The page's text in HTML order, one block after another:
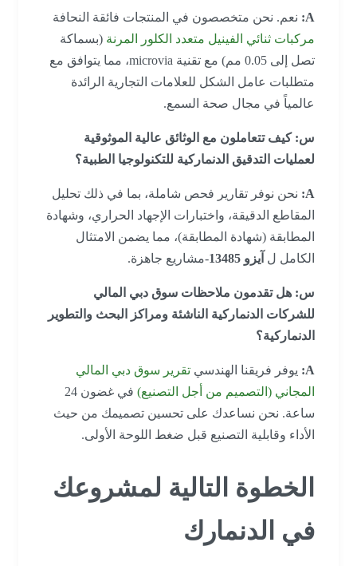
نعم. نحن متخصصون في المنتجات فائقة النحافة
مركبات ثنائي الفينيل متعدد الكلور المرنة(بسماكة
تصل إلى 0.05 مم) مع تقنية microvia، مما يتوافق مع
متطلبات عامل الشكل للعلامات التجارية الرائدة
عالمياً في مجال صحة السمع.
س: كيف تتعاملون مع الوثائق عالية الموثوقية
لعمليات التدقيق الدنماركية للتكنولوجيا الطبية؟
نحن نوفر تقارير فحص شاملة، بما في ذلك تحليل
المقاطع الدقيقة، واختبارات الإجهاد الحراري، وشهادة
المطابقة (شهادة المطابقة)، مما يضمن الامتثال
الكامل ل آيزو 13485 -مشاريع جاهزة.
س: هل تقدمون ملاحظات سوق دبي المالي
للشركات الدنماركية الناشئة ومراكز البحث والتطوير
الدنماركية؟
يوفر فريقنا الهندسيتقرير سوق دبي المالي
المجاني (التصميم من أجل التصنيع)
في غضون 24
ساعة. نحن نساعدك على تحسين تصميمك من حيث
الأداء وقابلية التصنيع قبل ضغط اللوحة الأولى.
الخطوة التالية لمشروعك
في الدنمارك